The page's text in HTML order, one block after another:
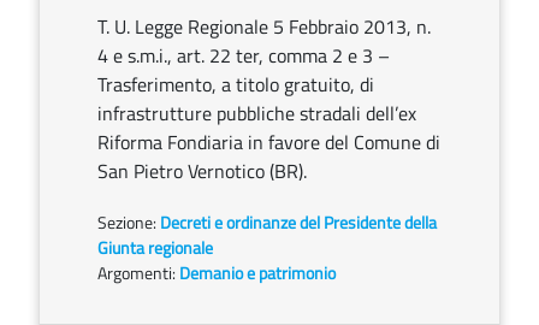
T. U. Legge Regionale 5 Febbraio 2013, n.
4 e s.m.i., art. 22 ter, comma 2 e 3 –
Trasferimento, a titolo gratuito, di
infrastrutture pubbliche stradali dell’ex
Riforma Fondiaria in favore del Comune di
San Pietro Vernotico (BR).
Sezione: Decreti e ordinanze del Presidente della
Giunta regionale
Argomenti: Demanio e patrimonio